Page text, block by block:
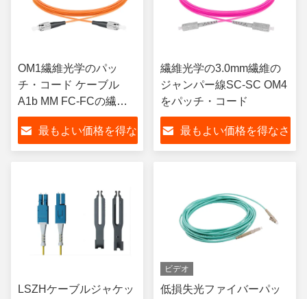
OM1繊維光学のパッ
チ・コード ケーブル
A1b MM FC-FCの繊維
光学のジャンパー
最もよい価格を得な
繊維光学の3.0mm繊維の
ジャンパー線SC-SC OM4
をパッチ・コード
最もよい価格を得なさ
LSZHケーブルジャケッ
ビデオ
低損失光ファイバーパッ